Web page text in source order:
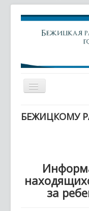
Включить/
БЕЖИЦКОМУ
за